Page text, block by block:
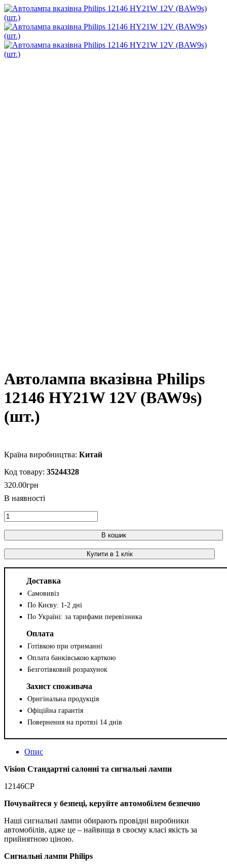
Автолампа вказівна Philips
12146 HY21W 12V (BAW9s)
(шт.)
Китай
35244328
320.00грн
В кошик
Купити в 1 клік
Доставка
Самовивіз
По Києву: 1-2 дні
По Україні: за тарифами перевізника
Оплата
Готівкою при отриманні
Оплата банківською карткою
Безготівковий розрахунок
Захист споживача
Оригінальна продукція
Офіційна гарантія
Повернення на протязі 14 днів
Опис
Vision Стандартні салонні та сигнальні лампи
12146CP
Почувайтеся у безпеці, керуйте автомобілем безпечно
Наші сигнальні лампи обирають провідні виробники
автомобілів, адже це – найвища в своєму класі якість за
прийнятною ціною.
Сигнальні лампи Philips